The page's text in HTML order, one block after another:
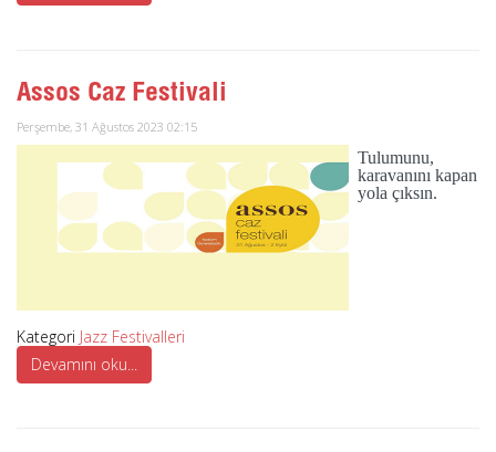
Assos Caz Festivali
Perşembe, 31 Ağustos 2023 02:15
Tulumunu,
karavanını kapan
yola çıksın.
Kategori Jazz Festivalleri
Devamını oku...